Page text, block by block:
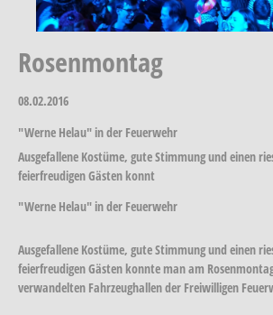
Rosenmontag
08.02.2016
"Werne Helau" in der Feuerwehr
Ausgefallene Kostüme, gute Stimmung und einen
feierfreudigen Gästen konnt
"Werne Helau" in der Feuerwehr
Ausgefallene Kostüme, gute Stimmung und einen
feierfreudigen Gästen konnte man am
verwandelten Fahrzeughallen der Freiwilligen